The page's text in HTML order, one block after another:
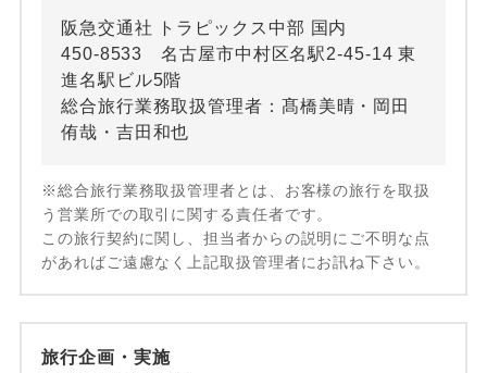
阪急交通社 トラピックス中部 国内
450-8533 名古屋市中村区名駅2-45-14 東
進名駅ビル5階
総合旅行業務取扱管理者：髙橋美晴・岡田
侑哉・吉田和也
※総合旅行業務取扱管理者とは、お客様の旅行を取扱
う営業所での取引に関する責任者です。
この旅行契約に関し、担当者からの説明にご不明な点
があればご遠慮なく上記取扱管理者にお訊ね下さい。
旅行企画・実施